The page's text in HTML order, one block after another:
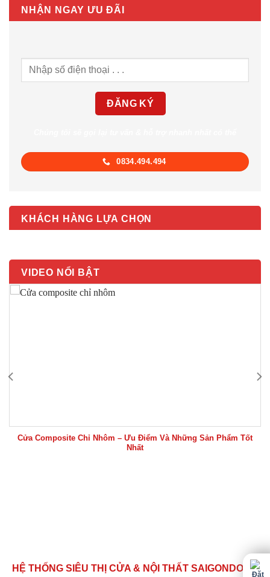
NHẬN NGAY ƯU ĐÃI
0834.494.494
KHÁCH HÀNG LỰA CHỌN
VIDEO NỔI BẬT
Cửa Composite Chỉ Nhôm – Ưu Điểm Và Những Sản Phẩm Tốt
Nhất
HỆ THỐNG SIÊU THỊ CỬA & NỘI THẤT SAIGONDOOR